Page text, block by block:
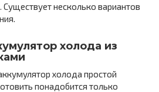
несколько вариантов
холода из
холода простой
понадобится только